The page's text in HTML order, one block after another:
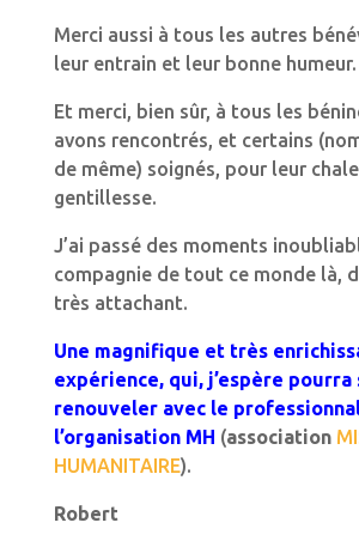
Merci aussi à tous les autres
leur entrain et leur bonne humeur.
Et merci, bien sûr, à tous les
avons rencontrés, et certains
de même) soignés, pour leur
gentillesse.
J’ai passé des moments
compagnie de tout ce monde là,
très attachant.
Une magnifique et très
expérience, qui, j’espère pourra
renouveler avec le
l’organisation MH (association
HUMANITAIRE).
Robert